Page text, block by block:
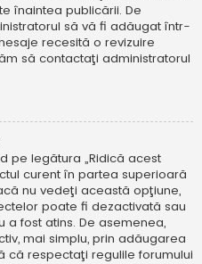
înaintea publicării. De
să vă fi adăugat într-
recesită o revizuire
să contactaţi administratorul
pe legătura „Ridică acest
curent în partea superioară
nu vedeţi această opţiune,
poate fi dezactivată sau
a fost atins. De asemenea,
mai simplu, prin adăugarea
că respectaţi regulile forumului